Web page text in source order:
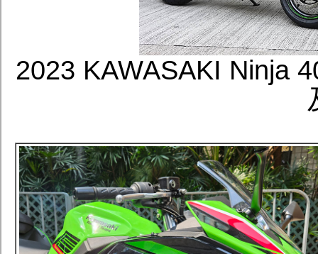
2023 KAWASAKI Ninja